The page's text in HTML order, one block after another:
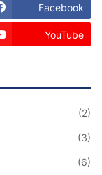
Facebook
YouTube
(2)
(3)
(6)